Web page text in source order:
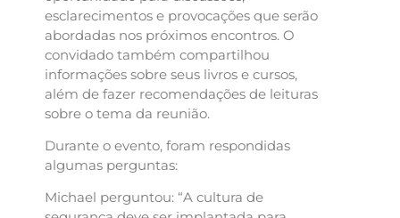
esclarecimentos e provocações que serão
abordadas nos próximos encontros. O
convidado também compartilhou
informações sobre seus livros e cursos,
além de fazer recomendações de leituras
sobre o tema da reunião.
Durante o evento, foram respondidas
algumas perguntas:
Michael perguntou: “A cultura de